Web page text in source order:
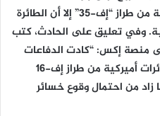
الحوثيون كاد يُصيب طائرة أميركية من طراز “إف-35” إلا أن الطائرة
وفي تعليق على الحادث، كتب
منصة إكس: “كادت الدفاعات
الجوية الحوثية أن تصيب عدة طائرات أميركية من طراز إف-16
مقاتلة من طراز إف-35 مما زاد من احتمال وقوع خسائر